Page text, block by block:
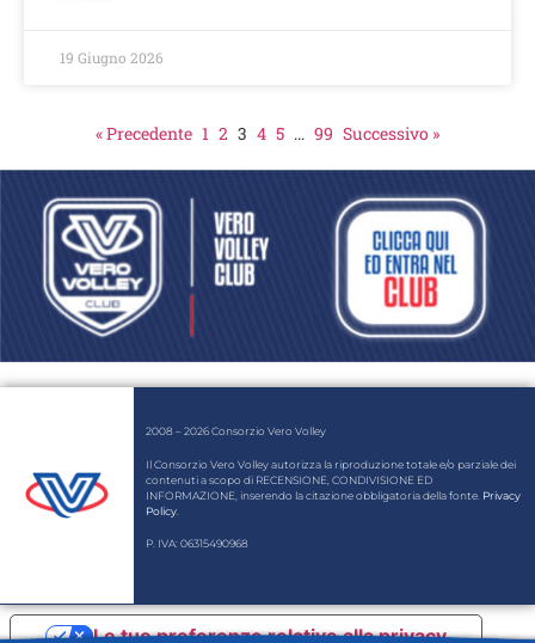
19 Giugno 2026
« Precedente 1 2 3 4 5 … 99 Successivo »
2008 – 2026 Consorzio Vero Volley
Il Consorzio Vero Volley autorizza la riproduzione totale e/o parziale dei
contenuti a scopo di RECENSIONE, CONDIVISIONE ED
INFORMAZIONE, inserendo la citazione obbligatoria della fonte. Privacy
Policy
P. IVA: 06315490968
Le tue preferenze relative alla privacy